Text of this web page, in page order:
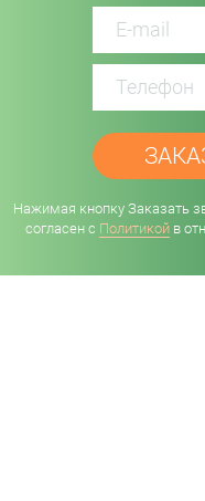
Нажимая кнопку Заказать
согласен с Политикойв